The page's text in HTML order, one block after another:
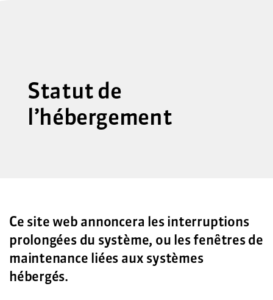
Statut de
l’hébergement
Ce site web annoncera les interruptions
prolongées du système, ou les fenêtres de
maintenance liées aux systèmes
hébergés.